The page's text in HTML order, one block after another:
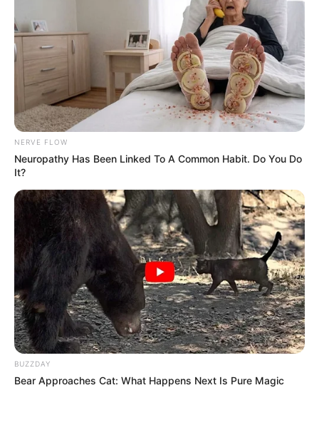
ΤΑΥΤΟΤΗΤΑ ΚΑΙ ΕΠΙΚΟΙΝΩΝΙΑ ΟΡΟΙ ΧΡΗΣΗΣ
© 2025 EVIANEWS του Γιώργου Κουτσελίνη
NERVE FLOW
Neuropathy Has Been Linked To A Common Habit. Do You Do
It?
BUZZDAY
Bear Approaches Cat: What Happens Next Is Pure Magic